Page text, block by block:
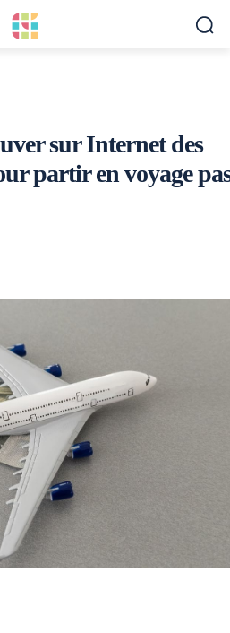
sur Internet des
partir en voyage